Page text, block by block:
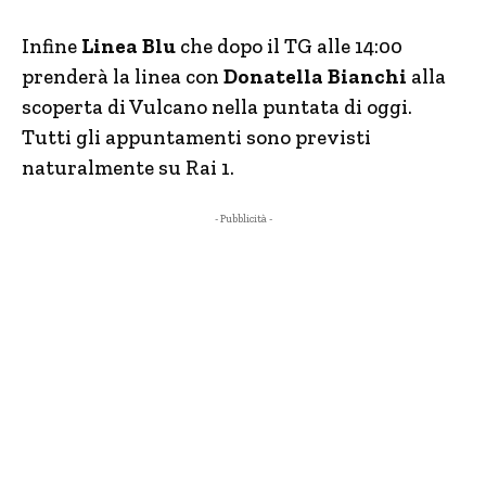
Infine Linea Blu che dopo il TG alle 14:00
prenderà la linea con Donatella Bianchi alla
scoperta di Vulcano nella puntata di oggi.
Tutti gli appuntamenti sono previsti
naturalmente su Rai 1.
- Pubblicità -